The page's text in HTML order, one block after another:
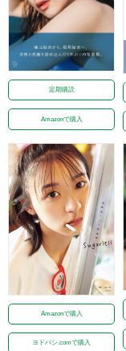
定期購読
Amazonで購入
Amazonで購入
ヨドバシ.comで購入